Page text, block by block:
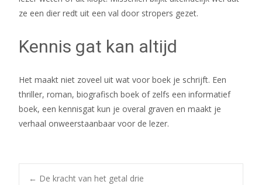
ze een dier redt uit een val door stropers gezet.
Kennis gat kan altijd
Het maakt niet zoveel uit wat voor boek je schrijft. Een
thriller, roman, biografisch boek of zelfs een informatief
boek, een kennisgat kun je overal graven en maakt je
verhaal onweerstaanbaar voor de lezer.
← De kracht van het getal drie